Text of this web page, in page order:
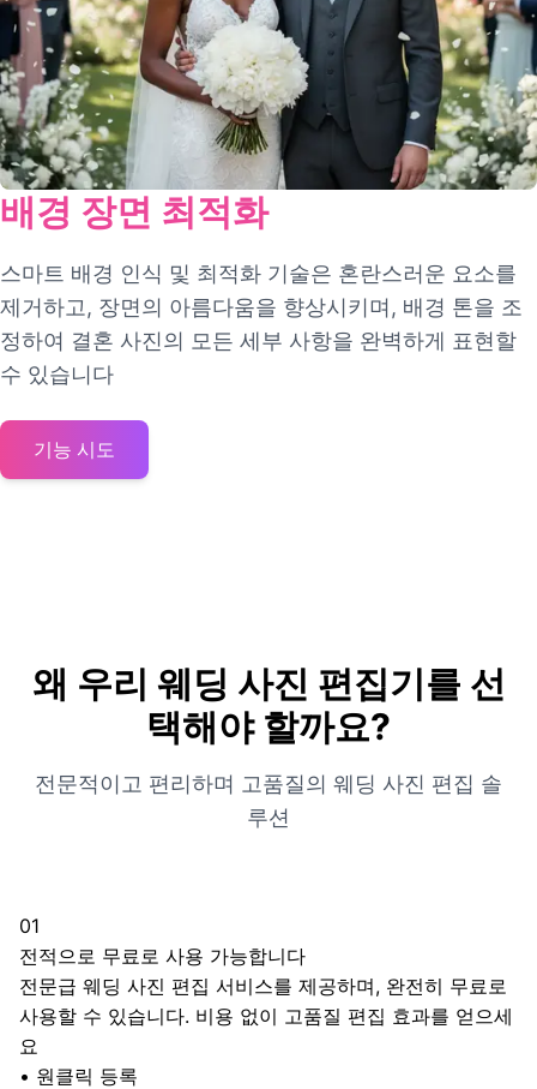
배경 장면 최적화
스마트 배경 인식 및 최적화 기술은 혼란스러운 요소를
제거하고, 장면의 아름다움을 향상시키며, 배경 톤을 조
정하여 결혼 사진의 모든 세부 사항을 완벽하게 표현할
수 있습니다
기능 시도
왜 우리 웨딩 사진 편집기를 선
택해야 할까요?
전문적이고 편리하며 고품질의 웨딩 사진 편집 솔
루션
01
전적으로 무료로 사용 가능합니다
전문급 웨딩 사진 편집 서비스를 제공하며, 완전히 무료로
사용할 수 있습니다. 비용 없이 고품질 편집 효과를 얻으세
요
• 원클릭 등록